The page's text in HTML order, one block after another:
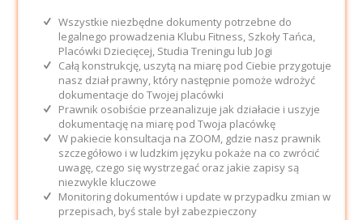
Wszystkie niezbędne dokumenty potrzebne do
legalnego prowadzenia Klubu Fitness, Szkoły Tańca,
Placówki Dziecięcej, Studia Treningu lub Jogi
Całą konstrukcję, uszytą na miarę pod Ciebie przygotuje
nasz dział prawny, który następnie pomoże wdrożyć
dokumentacje do Twojej placówki
Prawnik osobiście przeanalizuje jak działacie i uszyje
dokumentację na miarę pod Twoja placówkę
W pakiecie konsultacja na ZOOM, gdzie nasz prawnik
szczegółowo i w ludzkim języku pokaże na co zwrócić
uwagę, czego się wystrzegać oraz jakie zapisy są
niezwykle kluczowe
Monitoring dokumentów i update w przypadku zmian w
przepisach, byś stale był zabezpieczony